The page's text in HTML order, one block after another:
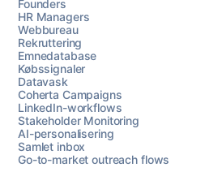
Founders
HR Managers
Webbureau
Rekruttering
Emnedatabase
Købssignaler
Datavask
Coherta Campaigns
LinkedIn-workflows
Stakeholder Monitoring
AI-personalisering
Samlet inbox
Go-to-market outreach flows